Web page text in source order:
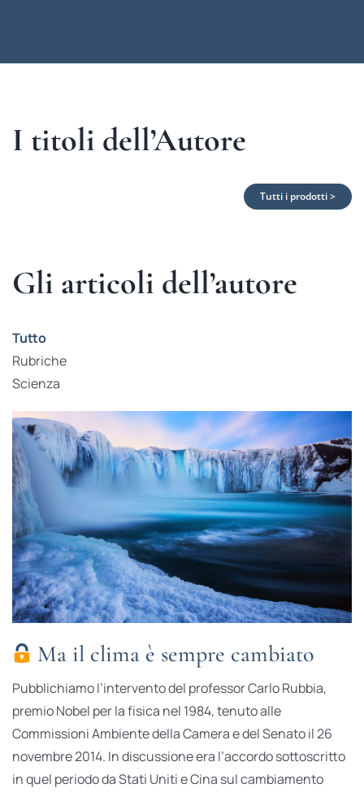
I titoli dell’Autore
Tutti i prodotti >
Gli articoli dell’autore
Tutto
Rubriche
Scienza
Ma il clima è sempre cambiato
Pubblichiamo l’intervento del professor Carlo Rubbia,
premio Nobel per la fisica nel 1984, tenuto alle
Commissioni Ambiente della Camera e del Senato il 26
novembre 2014. In discussione era l’accordo sottoscritto
in quel periodo da Stati Uniti e Cina sul cambiamento